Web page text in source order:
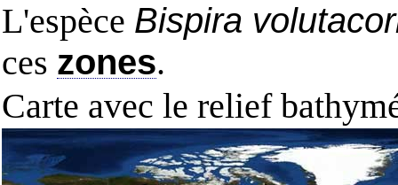
L'espèce Bispira
ces zones.
Carte avec le relief